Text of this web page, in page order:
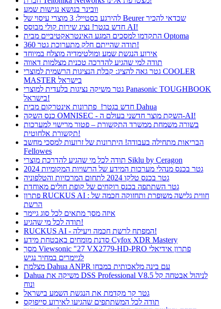
וובינר בנושא נגישות שמע
להירגע בסטייל: 3 מוצרי עיסוי של Beurer שכדאי להכיר
חדש בגטר! נציג שירות קולי מבוסס AI!
התקדמו למסכים המגע האינטראקטיביים מבית Optoma
תודה שהייתם חלק מתערוכת גטר 360!
אירוע הנגשת שמע ומולטימדיה מוצלח במיוחד
תודה למי שהגיע להדרכה טכנית מצלמות דאווה
גטר גאה להציג: קבלת הנציגות הרשמית למוצרי COOLER
MASTER בישראל
גטר משיקה נציגות בלעדית למוצרי Panasonic TOUGHBOOK
בישראל!
חדש בגטר! פתרונות אינטרקום מבית Dahua
כנס השקה OMNISEC - השקת מוצר חדשני בעולם ה-AI!
בשורה משמחת ממשרד התקשורת – פטור מרישוי למערכות
תקשורת אלחוטית!
הבריאות מתחילה בעבודה! היתרונות של זרועות למסכי מחשב
Fellowes
תודה לכל מי שהגיע להדרכת מוצרי Siklu by Ceragon
גטר בכנס מנהלי מערכות המידע של הרשויות המקומיות 2024
גטר בכנס טלקו 2024 לתחום המרכזיות והטלפוניה
גטר השתתפה בכנס רוקחים של קופת חולים מאוחדת
פתרון RUCKUS AI : חווית גלישה משופרת ותחזוקה חכמה של
הרשת
איזה מסך מתאים לכל סוג גיימר
תודה לכל מי שהגיע!
RUCKUS AI - המפתח לרשת חכמה ויעילה!
סדנת מומחים באבטחת מידע Cyfox XDR Mastery
מסך Viewsonic "27 VX2779-HD-PRO פתרון אידיאלי
לגיימרים במחיר נגיש
מצלמת Dahua ANPR עם בינה מלאכותית במבחן
Dahua משיקה את DSS Professional V8.5 לניהול אבטחה קל
ונוח
גטר קר מקדמת את הנגשת השמע בישראל
תודה לכל המשתתפים שהגיעו לאירוע סייפוקס